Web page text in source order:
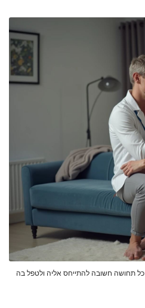
תחושה חשובה להתייחס אליה ולטפל בה